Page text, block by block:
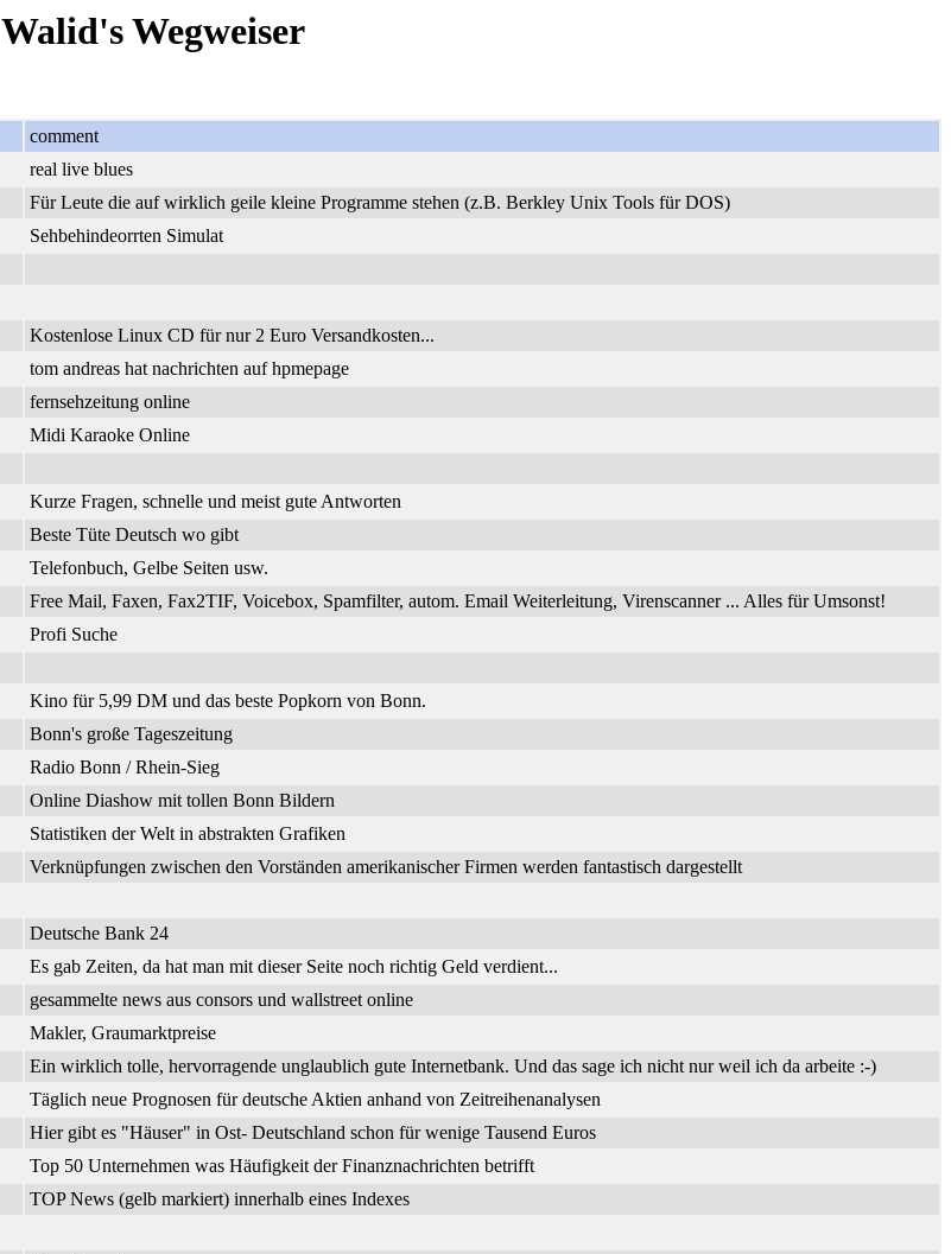
Walid's Wegweiser
comment
real live blues
Für Leute die auf wirklich geile kleine Programme stehen (z.B. Berkley Unix Tools für DOS)
Sehbehindeorrten Simulat
Kostenlose Linux CD für nur 2 Euro Versandkosten...
tom andreas hat nachrichten auf hpmepage
fernsehzeitung online
Midi Karaoke Online
Kurze Fragen, schnelle und meist gute Antworten
Beste Tüte Deutsch wo gibt
Telefonbuch, Gelbe Seiten usw.
Free Mail, Faxen, Fax2TIF, Voicebox, Spamfilter, autom. Email Weiterleitung, Virenscanner ... Alles für Umsonst!
Profi Suche
Kino für 5,99 DM und das beste Popkorn von Bonn.
Bonn's große Tageszeitung
Radio Bonn / Rhein-Sieg
Online Diashow mit tollen Bonn Bildern
Statistiken der Welt in abstrakten Grafiken
Verknüpfungen zwischen den Vorständen amerikanischer Firmen werden fantastisch dargestellt
Deutsche Bank 24
Es gab Zeiten, da hat man mit dieser Seite noch richtig Geld verdient...
gesammelte news aus consors und wallstreet online
Makler, Graumarktpreise
Ein wirklich tolle, hervorragende unglaublich gute Internetbank. Und das sage ich nicht nur weil ich da arbeite :-)
Täglich neue Prognosen für deutsche Aktien anhand von Zeitreihenanalysen
Hier gibt es "Häuser" in Ost- Deutschland schon für wenige Tausend Euros
Top 50 Unternehmen was Häufigkeit der Finanznachrichten betrifft
TOP News (gelb markiert) innerhalb eines Indexes